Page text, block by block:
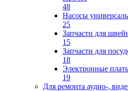
48
Насосы
25
Запчасти для
15
Запчасти для
18
Электронные
19
Для ремонта аудио-,